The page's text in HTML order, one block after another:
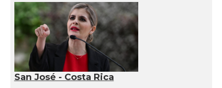
San José - Costa Rica